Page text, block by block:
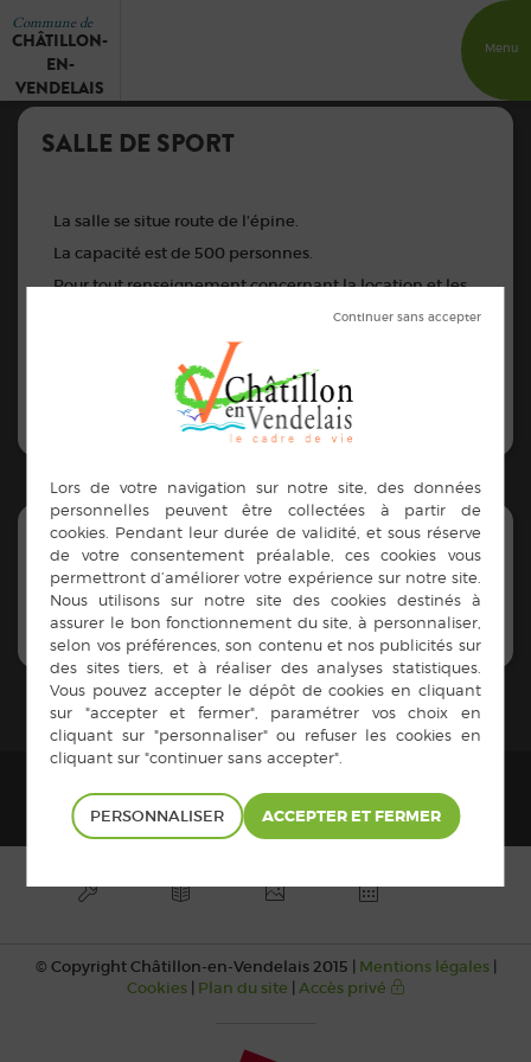
Commune de
CHÂTILLON-
EN-
VENDELAIS
Menu
SALLE DE SPORT
La salle se situe route de l’épine.
La capacité est de 500 personnes.
Pour tout renseignement concernant la location et les
aux heures d’ouverture au 02.99.76.06.22 ou par mail :
accueil@chatillon-en-vendelais.fr
TARIFS 2018
Tarifs Salle de sport
Tarifs Salle de sport - pénalités ménage
© Copyright Châtillon-en-Vendelais 2015 | Mentions légales|
Cookies| Plan du site | Accès privé
PERSONNALISER